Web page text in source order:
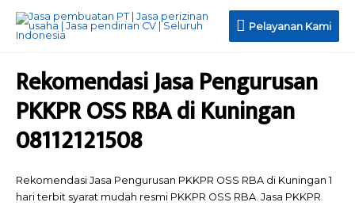
Pelayanan
Pelayanan Kami
Rekomendasi Jasa Pengurusan
PKKPR OSS RBA di Kuningan
08112121508
Rekomendasi Jasa Pengurusan PKKPR OSS RBA di Kuningan 1
hari terbit syarat mudah resmi PKKPR OSS RBA. Jasa PKKPR